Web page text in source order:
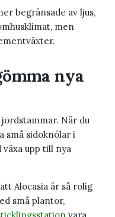
begränsade av ljus,
men
nya
När du
små sidoknölar i
upp till nya
Alocasia är så rolig
små plantor,